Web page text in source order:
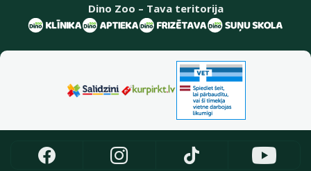
Dino Zoo – Tava teritorija